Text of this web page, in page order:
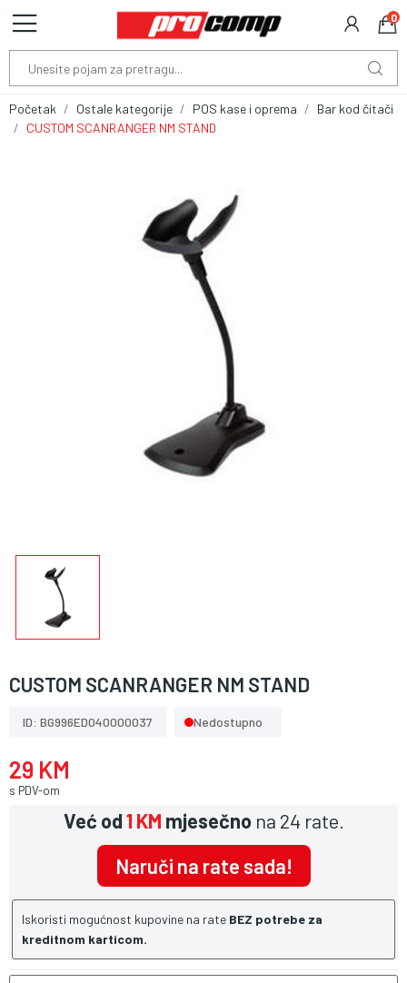
0
Početak Ostale kategorije POS kase i oprema
Bar kod čitači
CUSTOM SCANRANGER NM STAND
CUSTOM SCANRANGER NM STAND
ID: BG996ED040000037 Nedostupno
29 KM
s PDV-om
Već od1 KM mjesečno na 24 rate.
Naruči na rate sada!
Iskoristi mogućnost kupovine na rate BEZ potrebe za
kreditnom karticom.